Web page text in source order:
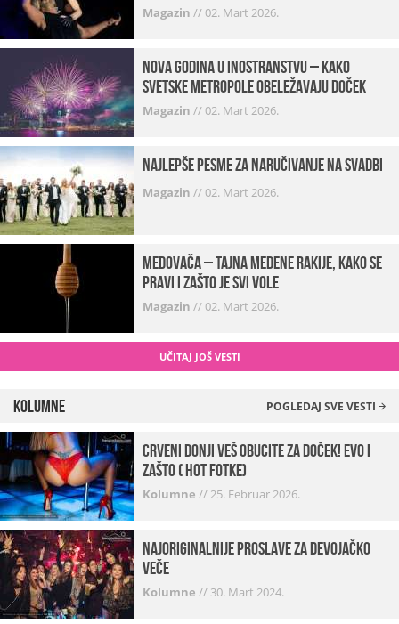
Magazin //02. Mart 2026.
Nova godina u inostranstvu – kako
svetske metropole obeležavaju doček
Magazin //02. Mart 2026.
Najlepše pesme za naručivanje na svadbi
Magazin //02. Mart 2026.
Medovača – tajna medene rakije, kako se
pravi i zašto je svi vole
Magazin //02. Mart 2026.
UČITAJ JOŠ VESTI
Kolumne POGLEDAJ SVE VESTI
Crveni donji veš obucite za doček! Evo i
zašto ( hot fotke)
Kolumne //25. Februar 2026.
Najoriginalnije proslave za devojačko
veče
Kolumne // 30. Mart 2024.